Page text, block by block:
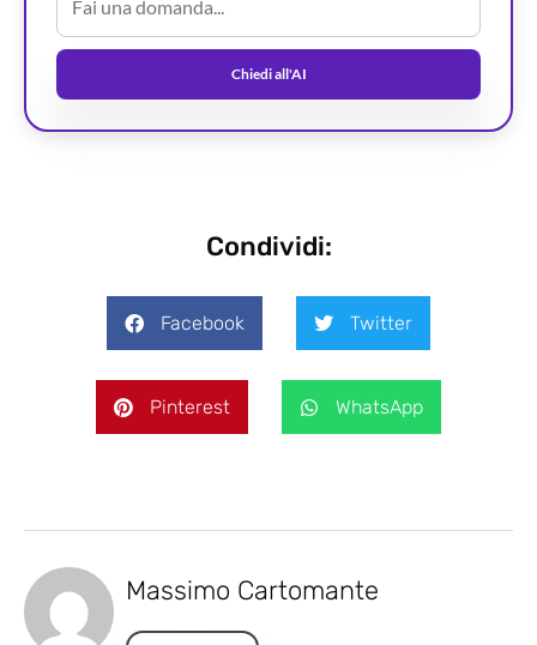
Chiedi all'AI
Condividi:
Facebook Twitter
Pinterest WhatsApp
Massimo Cartomante